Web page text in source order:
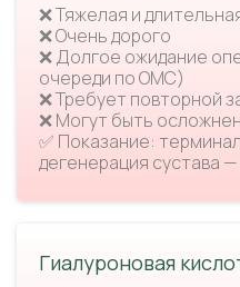
❌ Тяжелая и
❌ Очень дорого
❌ Долгое ожидание
очереди по ОМС)
❌ Требует повторной
❌ Могут быть
✅ Показание:
дегенерация сустава
Гиалуроновая